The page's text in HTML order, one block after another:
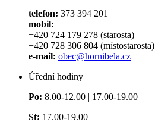
telefon: 373 394 201
mobil:
+420 724 179 278 (starosta)
+420 728 306 804 (místostarosta)
e-mail: obec@hornibela.cz
Úřední hodiny
Po: 8.00-12.00 | 17.00-19.00
St: 17.00-19.00